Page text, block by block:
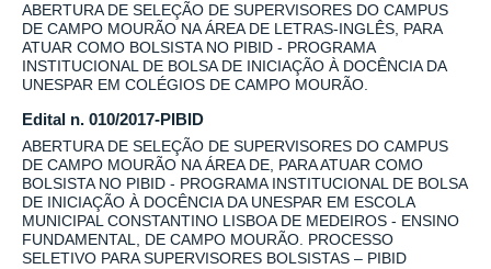
ABERTURA DE SELEÇÃO DE SUPERVISORES DO CAMPUS
DE CAMPO MOURÃO NA ÁREA DE LETRAS-INGLÊS, PARA
ATUAR COMO BOLSISTA NO PIBID - PROGRAMA
INSTITUCIONAL DE BOLSA DE INICIAÇÃO À DOCÊNCIA DA
UNESPAR EM COLÉGIOS DE CAMPO MOURÃO.
Edital n. 010/2017-PIBID
ABERTURA DE SELEÇÃO DE SUPERVISORES DO CAMPUS
DE CAMPO MOURÃO NA ÁREA DE, PARA ATUAR COMO
BOLSISTA NO PIBID - PROGRAMA INSTITUCIONAL DE BOLSA
DE INICIAÇÃO À DOCÊNCIA DA UNESPAR EM ESCOLA
MUNICIPAL CONSTANTINO LISBOA DE MEDEIROS - ENSINO
FUNDAMENTAL, DE CAMPO MOURÃO. PROCESSO
SELETIVO PARA SUPERVISORES BOLSISTAS – PIBID